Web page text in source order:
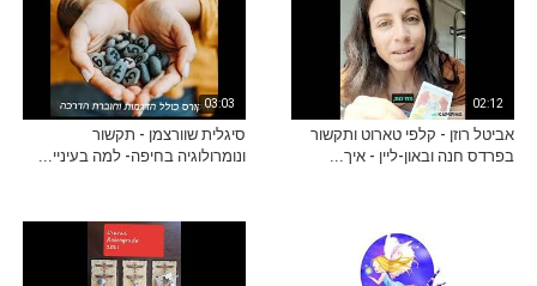
02:12
אביטל רוזן - קלפי טארוט ותקשור
בפרדס חנה ובאון-ליין - איך...
03:03
סיגלית שוורצמן - תקשור
ונומרולוגיה בחיפה- למה בעיניי...